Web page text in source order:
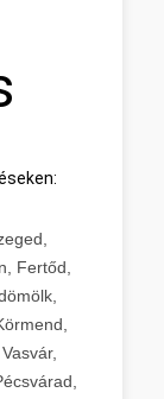
Fertőd,